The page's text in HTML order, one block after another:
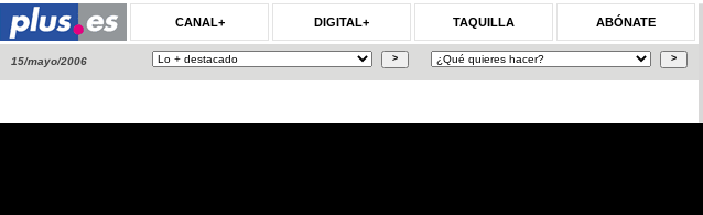
CANAL+ DIGITAL+ TAQUILLA ABÓNATE
15/mayo/2006